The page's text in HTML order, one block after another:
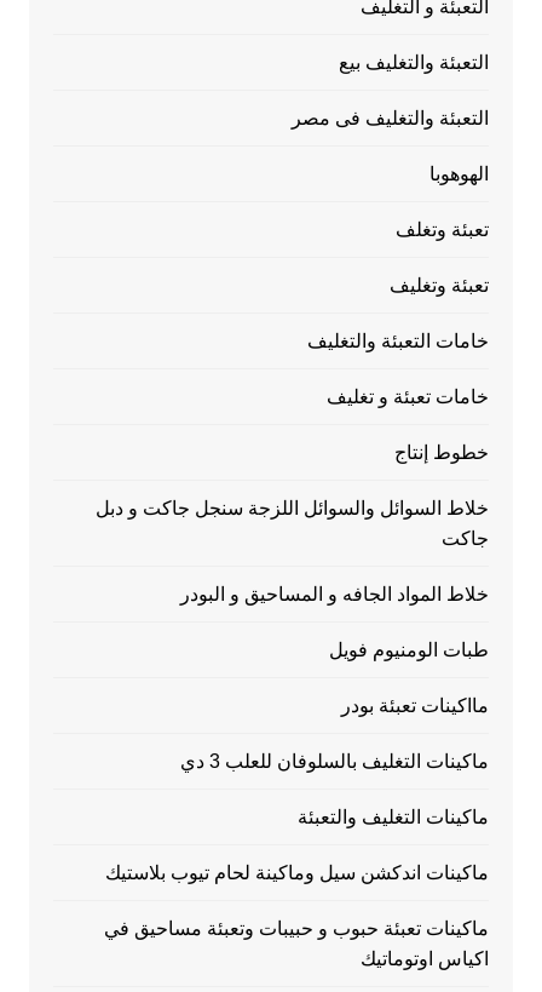
التعبئة و التغليف
التعبئة والتغليف بيع
التعبئة والتغليف فى مصر
الهوهوبا
تعبئة وتغلف
تعبئة وتغليف
خامات التعبئة والتغليف
خامات تعبئة و تغليف
خطوط إنتاج
خلاط السوائل والسوائل اللزجة سنجل جاكت و دبل
جاكت
خلاط المواد الجافه و المساحيق و البودر
طبات الومنيوم فويل
مااكينات تعبئة بودر
ماكينات التغليف بالسلوفان للعلب 3 دي
ماكينات التغليف والتعبئة
ماكينات اندكشن سيل وماكينة لحام تيوب بلاستيك
ماكينات تعبئة حبوب و حبيبات وتعبئة مساحيق في
اكياس اوتوماتيك